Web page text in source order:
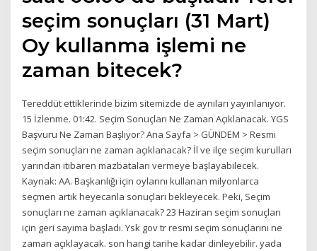
seçim sonuçları (31 Mart)
Oy kullanma işlemi ne
zaman bitecek?
Tereddüt ettiklerinde bizim sitemizde de aynıları yayınlanıyor.
15 İzlenme. 01:42. Seçim Sonuçları Ne Zaman Açıklanacak. YGS
Başvuru Ne Zaman Başlıyor? Ana Sayfa > GÜNDEM > Resmi
seçim sonuçları ne zaman açıklanacak? İl ve ilçe seçim kurulları
yarından itibaren mazbataları vermeye başlayabilecek.
Kaynak: AA. Başkanlığı için oylarını kullanan milyonlarca
seçmen artık heyecanla sonuçları bekleyecek. Peki, Seçim
sonuçları ne zaman açıklanacak? 23 Haziran seçim sonuçları
için geri sayıma başladı. Ysk gov tr resmi seçim sonuçlarını ne
zaman açıklayacak. son hangi tarihe kadar dinleyebilir. yada